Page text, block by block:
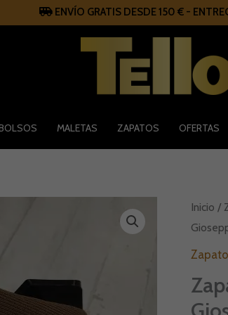
ENVÍO GRATIS DESDE 150 € -
MALETAS ZAPATOS OFERTAS
Inicio /
Zapato
salón
con
bajo
Gioseppo